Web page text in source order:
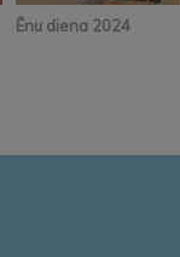
Ēnu diena 2024